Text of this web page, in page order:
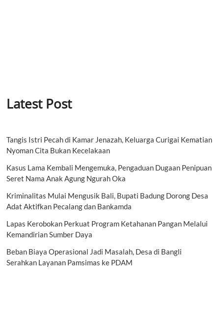
Latest Post
Tangis Istri Pecah di Kamar Jenazah, Keluarga Curigai Kematian
Nyoman Cita Bukan Kecelakaan
Kasus Lama Kembali Mengemuka, Pengaduan Dugaan Penipuan
Seret Nama Anak Agung Ngurah Oka
Kriminalitas Mulai Mengusik Bali, Bupati Badung Dorong Desa
Adat Aktifkan Pecalang dan Bankamda
Lapas Kerobokan Perkuat Program Ketahanan Pangan Melalui
Kemandirian Sumber Daya
Beban Biaya Operasional Jadi Masalah, Desa di Bangli
Serahkan Layanan Pamsimas ke PDAM